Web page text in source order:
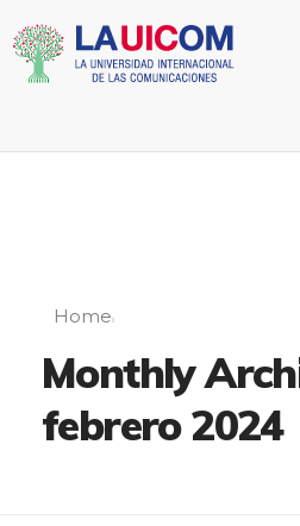
Home
Monthly
febrero 2024